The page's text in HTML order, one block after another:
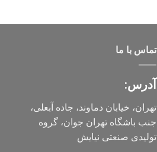
تماس با ما
آدرس:
تهران، خیابان دماوند، جاده آبعلی،
جنب باشگاه تهران جوان، گروه
تولیدی صنعتی نیایش